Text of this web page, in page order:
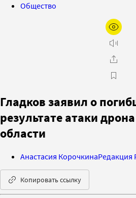
Общество
Гладков заявил о
результате атаки
области
Анастасия КорочкинаРедакция
Копировать ссылку